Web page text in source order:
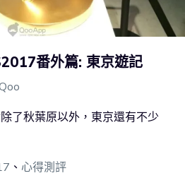
番外篇: 東京遊記
了秋葉原以外，東京還有不少
、 心得測評